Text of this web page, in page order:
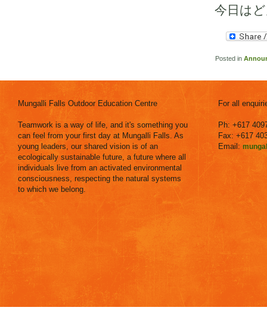
今日は
Posted in
Mungalli Falls Outdoor Education Centre
Teamwork is a way of life, and it's something you
can feel from your first day at Mungalli Falls. As
young leaders, our shared vision is of an
ecologically sustainable future, a future where all
individuals live from an activated environmental
consciousness, respecting the natural systems
to which we belong.
For all
Ph: +617
Fax: +617
Email: